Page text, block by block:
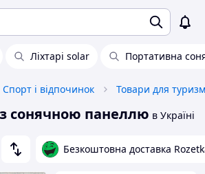
Ліхтарі solar Портативна
Спорт і відпочинок Товари для
сонячною панеллю в Україні
Безкоштовна доставка